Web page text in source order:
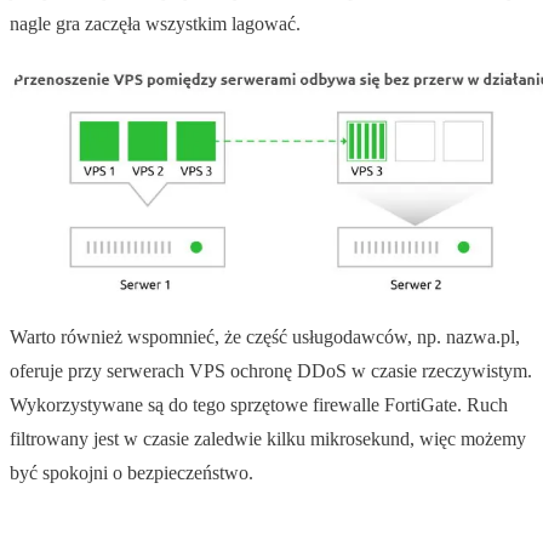
nagle gra zaczęła wszystkim lagować.
Warto również wspomnieć, że część usługodawców, np. nazwa.pl,
oferuje przy serwerach VPS ochronę DDoS w czasie rzeczywistym.
Wykorzystywane są do tego sprzętowe firewalle FortiGate. Ruch
filtrowany jest w czasie zaledwie kilku mikrosekund, więc możemy
być spokojni o bezpieczeństwo.